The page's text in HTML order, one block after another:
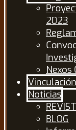
2023
Nexos
Vinculación
Noticias
BLOG